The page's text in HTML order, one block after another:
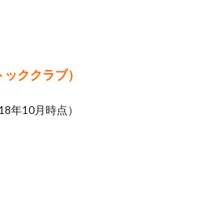
ククラブ）
年10月時点）